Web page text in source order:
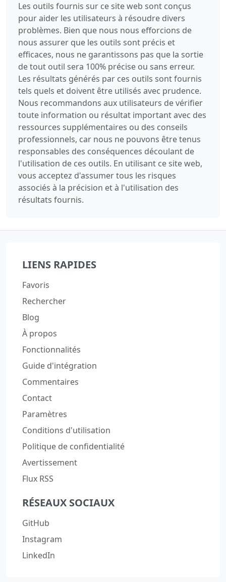
Les outils fournis sur ce site web sont conçus
pour aider les utilisateurs à résoudre divers
problèmes. Bien que nous nous efforcions de
nous assurer que les outils sont précis et
efficaces, nous ne garantissons pas que la sortie
de tout outil sera 100% précise ou sans erreur.
Les résultats générés par ces outils sont fournis
tels quels et doivent être utilisés avec prudence.
Nous recommandons aux utilisateurs de vérifier
toute information ou résultat important avec des
ressources supplémentaires ou des conseils
professionnels, car nous ne pouvons être tenus
responsables des conséquences découlant de
l'utilisation de ces outils. En utilisant ce site web,
vous acceptez d'assumer tous les risques
associés à la précision et à l'utilisation des
résultats fournis.
LIENS RAPIDES
Favoris
Rechercher
Blog
À propos
Fonctionnalités
Guide d'intégration
Commentaires
Contact
Paramètres
Conditions d'utilisation
Politique de confidentialité
Avertissement
Flux RSS
RÉSEAUX SOCIAUX
GitHub
Instagram
LinkedIn